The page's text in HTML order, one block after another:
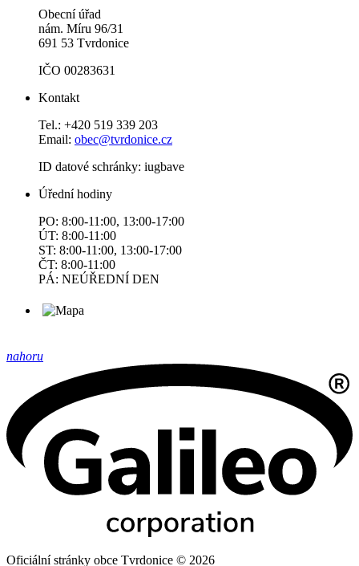
Obecní úřad
nám. Míru 96/31
691 53 Tvrdonice
IČO 00283631
Kontakt
Tel.: +420 519 339 203
Email: obec@tvrdonice.cz
ID datové schránky: iugbave
Úřední hodiny
PO: 8:00-11:00, 13:00-17:00
ÚT: 8:00-11:00
ST: 8:00-11:00, 13:00-17:00
ČT: 8:00-11:00
PÁ: NEÚŘEDNÍ DEN
nahoru
Oficiální stránky obce Tvrdonice © 2026